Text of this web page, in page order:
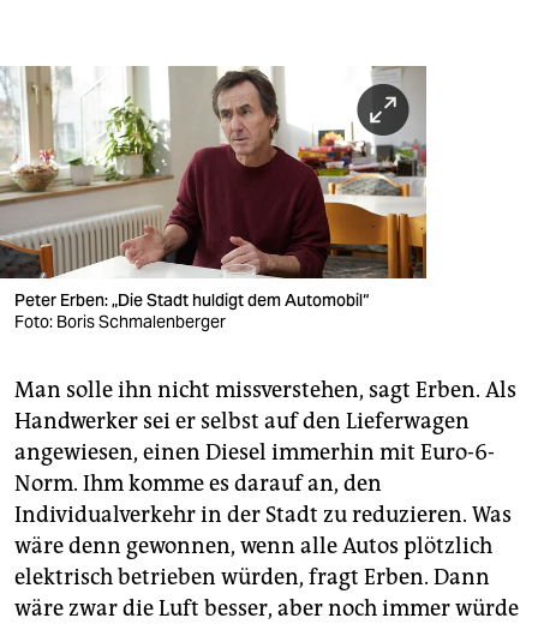
Peter Erben: „Die Stadt huldigt dem Automobil“
Foto: Boris Schmalenberger
Man solle ihn nicht missverstehen, sagt Erben. Als
Handwerker sei er selbst auf den Lieferwagen
angewiesen, einen Diesel immerhin mit Euro-6-
Norm. Ihm komme es darauf an, den
Individualverkehr in der Stadt zu reduzieren. Was
wäre denn gewonnen, wenn alle Autos plötzlich
elektrisch betrieben würden, fragt Erben. Dann
wäre zwar die Luft besser, aber noch immer würde